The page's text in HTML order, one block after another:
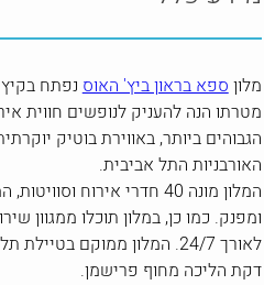
מלוןספא בראון ביץ' האוס
מטרתו הנה להעניק לנופשים חווית
הגבוהים ביותר, באווירת בוטיק
האורבניות התל אביבית.
המלון מונה 40 חדרי אירוח
ומפנק. כמו כן, במלון תוכלו ממגוון
לאורך 24/7. המלון ממוקם
דקת הליכה מחוף פרישמן.